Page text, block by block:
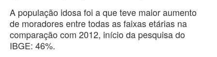
A população idosa foi a que teve maior aumento
de moradores entre todas as faixas etárias na
comparação com 2012, início da pesquisa do
IBGE: 46%.